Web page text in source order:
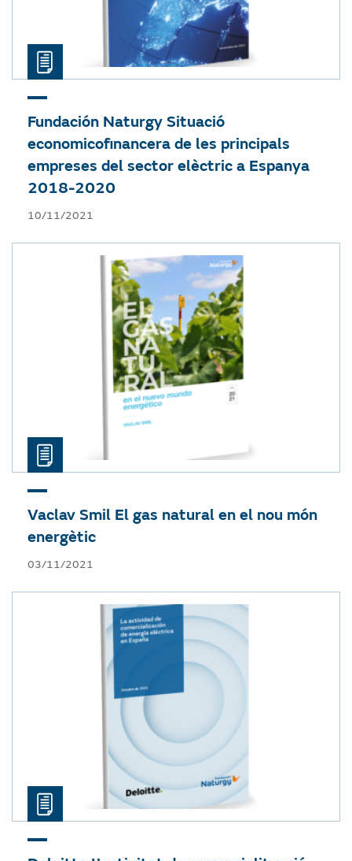
Fundación Naturgy Situació
economicofinancera de les principals
empreses del sector elèctric a Espanya
2018-2020
10/11/2021
Vaclav Smil El gas natural en el nou món
energètic
03/11/2021